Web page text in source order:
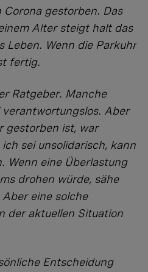
Corona gestorben. Das
Alter steigt halt das
Leben. Wenn die Parkuhr
fertig.
Ratgeber. Manche
Aber
gestorben ist, war
sei unsolidarisch, kann
Wenn eine Überlastung
drohen würde, sähe
eine solche
der aktuellen Situation
Entscheidung